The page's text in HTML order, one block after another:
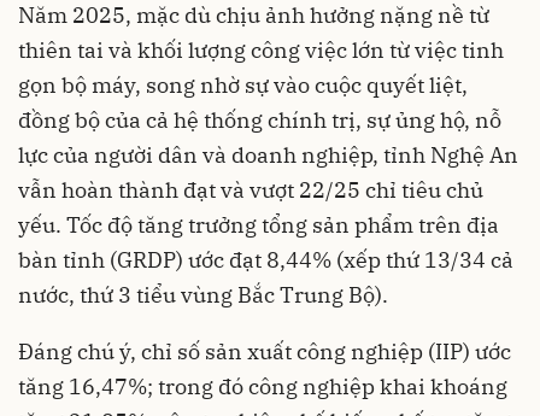
Năm 2025, mặc dù chịu ảnh hưởng nặng nề từ
thiên tai và khối lượng công việc lớn từ việc tinh
gọn bộ máy, song nhờ sự vào cuộc quyết liệt,
đồng bộ của cả hệ thống chính trị, sự ủng hộ, nỗ
lực của người dân và doanh nghiệp, tỉnh Nghệ An
vẫn hoàn thành đạt và vượt 22/25 chỉ tiêu chủ
yếu. Tốc độ tăng trưởng tổng sản phẩm trên địa
bàn tỉnh (GRDP) ước đạt 8,44% (xếp thứ 13/34 cả
nước, thứ 3 tiểu vùng Bắc Trung Bộ).
Đáng chú ý, chỉ số sản xuất công nghiệp (IIP) ước
tăng 16,47%; trong đó công nghiệp khai khoáng